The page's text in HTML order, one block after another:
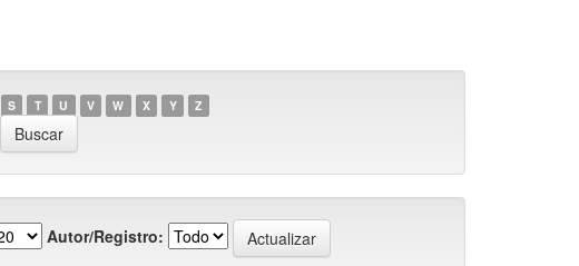
S T U V W X Y Z
Autor/Registro: